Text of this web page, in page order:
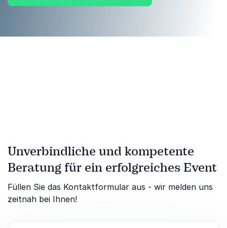
Unverbindliche und kompetente
Beratung für ein erfolgreiches Event
Füllen Sie das Kontaktformular aus - wir melden uns
zeitnah bei Ihnen!